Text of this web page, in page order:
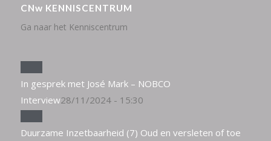
CNw KENNISCENTRUM
Ga naar het Kenniscentrum
In gesprek met José Mark – NOBCO
Interview28/11/2024 - 15:30
Duurzame Inzetbaarheid (7) Oud en versleten of toe